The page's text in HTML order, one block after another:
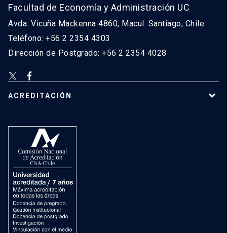
Facultad de Economía y Administración UC
Avda. Vicuña Mackenna 4860, Macul. Santiago, Chile
Teléfono: +56 2 2354 4303
Dirección de Postgrado: +56 2 2354 4028
ACREDITACIÓN